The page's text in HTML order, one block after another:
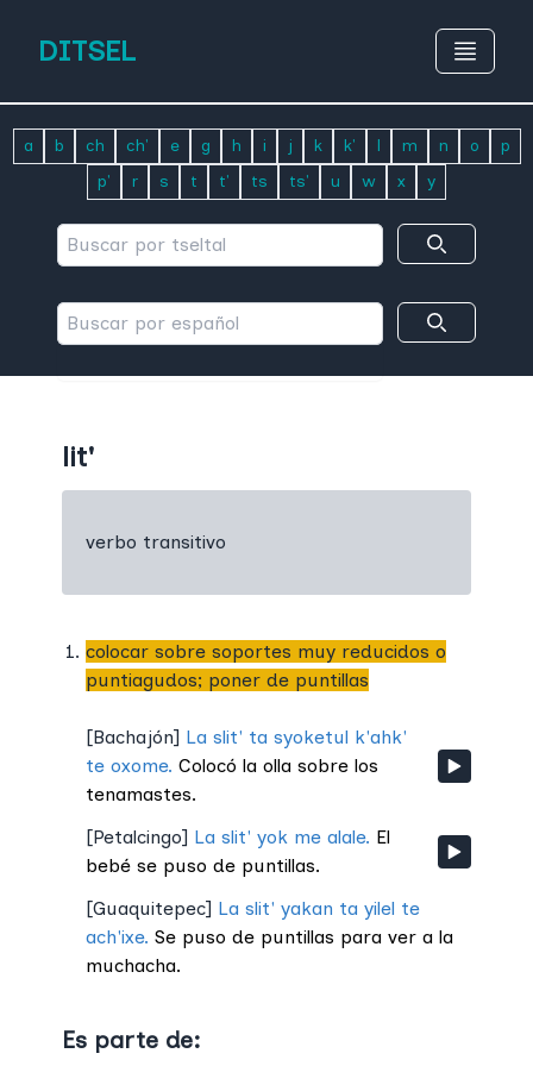
DITSEL
a b ch ch' e g h i j k k' l m n o
p
p'
r s t t' ts ts' u w x y
lit'
verbo transitivo
colocar sobre soportes muy reducidos o
puntiagudos; poner de puntillas
[Bachajón] La slit' ta syoketul k'ahk'
te oxome. Colocó la olla sobre los
tenamastes.
[Petalcingo] La slit' yok me alale. El
bebé se puso de puntillas.
[Guaquitepec] La slit' yakan ta yilel te
ach'ixe. Se puso de puntillas para ver a la
muchacha.
Es parte de: